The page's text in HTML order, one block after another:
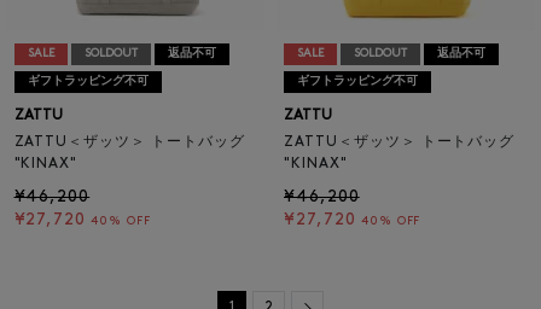
SALE SOLDOUT 返品不可
ギフトラッピング不可
ZATTU
ZATTU＜ザッツ＞ トートバッグ
"KINAX"
¥46,200
¥27,720 40% OFF
SALE SOLDOUT 返品不可
ギフトラッピング不可
ZATTU
ZATTU＜ザッツ＞ トートバッグ
"KINAX"
¥46,200
¥27,720 40% OFF